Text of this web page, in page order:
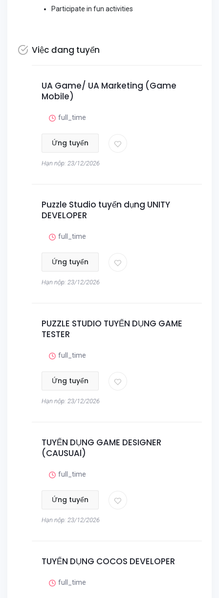
Participate in fun activities
Việc đang tuyển
UA Game/ UA Marketing (Game
Mobile)
full_time
Ứng tuyển
Hạn nộp: 23/12/2026
Puzzle Studio tuyển dụng UNITY
DEVELOPER
full_time
Ứng tuyển
Hạn nộp: 23/12/2026
PUZZLE STUDIO TUYỂN DỤNG GAME
TESTER
full_time
Ứng tuyển
Hạn nộp: 23/12/2026
TUYỂN DỤNG GAME DESIGNER
(CAUSUAl)
full_time
Ứng tuyển
Hạn nộp: 23/12/2026
TUYỂN DỤNG COCOS DEVELOPER
full_time